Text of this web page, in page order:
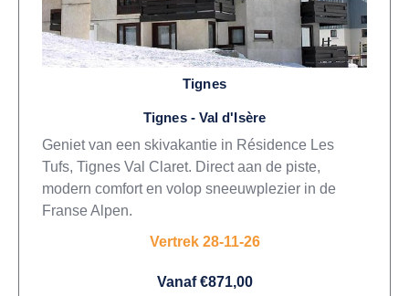
Tignes
Tignes - Val d'Isère
Geniet van een skivakantie in Résidence Les
Tufs, Tignes Val Claret. Direct aan de piste,
modern comfort en volop sneeuwplezier in de
Franse Alpen.
Vertrek 28-11-26
Vanaf €871,00